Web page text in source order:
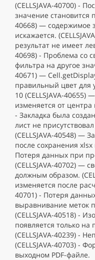
(CELLSJAVA-40700) -
значение становится
40668) — содержимое
искажается.
результат не имеет
40698) - Проблема со
фильтра на другое
40671) —
правильный цвет для
10 (CELLSJAVA-
изменяется от центра
- Закладка была
лист не
(CELLSJAVA-40548) —
после сохранения xlsx
Потеря данных при
(CELLSJAVA-40702) —
должным образом.
изменяется после
40701) - Потеря
выравнивание меток
(CELLSJAVA-40518) -
появляется только на
(CELLSJAVA-40239) -
(CELLSJAVA-40703) -
выходном PDF-файле.